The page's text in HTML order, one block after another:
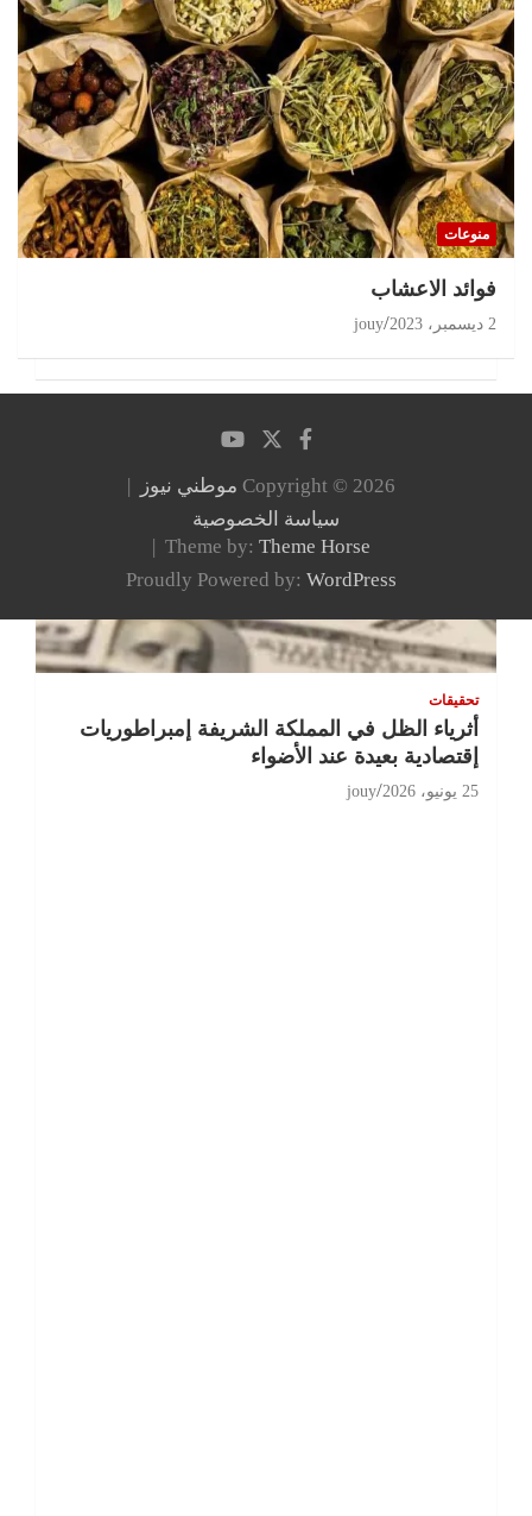
تحقيقات
أثرياء الظل في المملكة الشريفة إمبراطوريات
إقتصادية بعيدة عند الأضواء
25 يونيو، 2026 jouy
منوعات
‏فوائد الاعشاب
2 ديسمبر، 2023 jouy
Copyright © 2026 موطني نيوز
سياسة الخصوصية
Theme by: Theme Horse
Proudly Powered by: WordPress